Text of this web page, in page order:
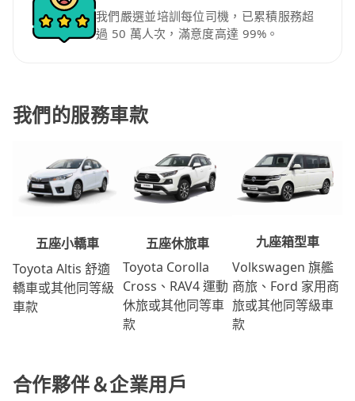
我們嚴選並培訓每位司機，已累積服務超
過 50 萬人次，滿意度高達 99%。
我們的服務車款
五座小轎車
Toyota Altis 舒適
轎車或其他同等級
車款
五座休旅車
Toyota Corolla
Cross、RAV4 運動
休旅或其他同等車
款
九座箱型車
Volkswagen 旗艦
商旅、Ford 家用商
旅或其他同等級車
款
合作夥伴＆企業用戶